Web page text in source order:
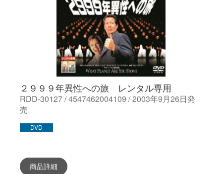
２９９９年異性への旅 レンタル専用
RDD-30127 / 4547462004109 / 2003年9月26日発
売
DVD
商品詳細